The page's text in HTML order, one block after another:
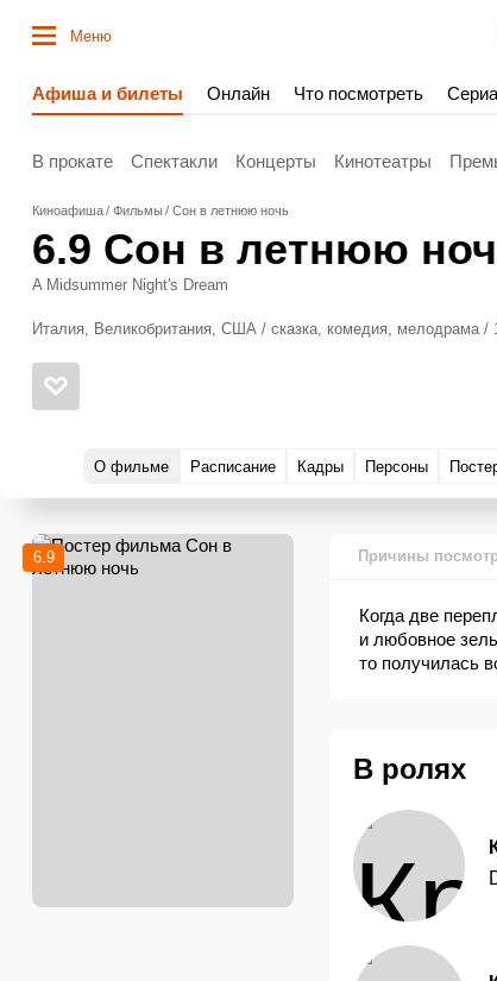
Меню
Афиша и билеты Онлайн Что посмотреть
В прокате Спектакли Концерты Кинотеатры
Киноафиша Фильмы Сон в летнюю ночь
6.9 Сон в летнюю
A Midsummer Night's Dream
Италия, Великобритания, США / сказка, комедия, мелодрама /
О фильме Расписание Кадры Персоны
6.9 Причины
Когда две
и любовное
то получилась
В ролях